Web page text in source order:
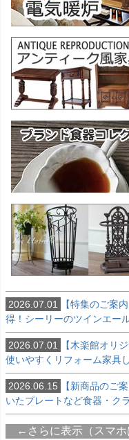
2026.07.01
【特集のご案
得！シーリーのツインエー
2026.07.01
【木楽館オリ
使いやすくリフォーム家具
2026.06.15
【新商品のご
いたプレートなど食器・ク